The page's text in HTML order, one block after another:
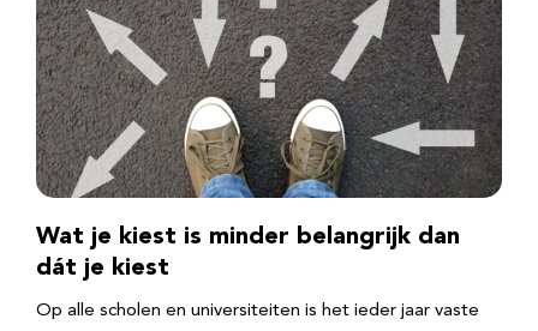
Wat je kiest is minder belangrijk dan
dát je kiest
Op alle scholen en universiteiten is het ieder jaar vaste